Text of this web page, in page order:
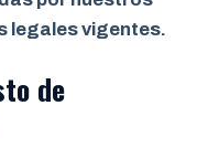
legales vigentes.
de